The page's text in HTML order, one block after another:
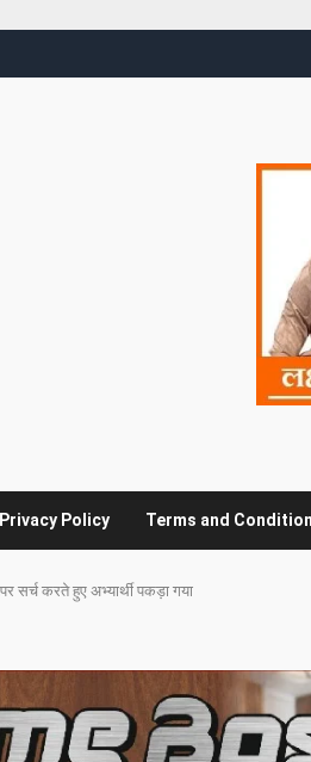
Privacy Policy Terms and
सर्च करते हुए अभ्यार्थी पकड़ा गया